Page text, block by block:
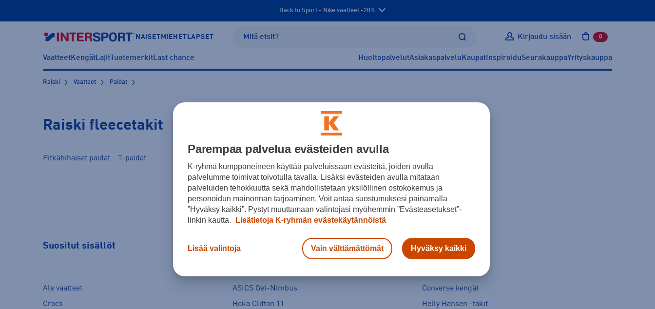
Back to Sport - Nike vaatteet -20%
NAISET MIEHET LAPSET Kirjaudu sisään 0 tuotetta
VaatteetKengätLajitTuotemerkitLast chance HuoltopalvelutAsiakaspalvelu Kaupat InspiroiduSeurakauppaYrityskauppa
Raiski Vaatteet Paidat
Raiski fleecetakit
Pitkähihaiset paidat T-paidat
Ei tuotteita.
Suositut sisällöt
Ale vaatteet ASICS Gel-Nimbus
Converse kengät
Crocs
Hoka Clifton 11
Helly Hansen -takit
Parempaa palvelua evästeiden avulla
K-ryhmä kumppaneineen käyttää palveluissaan evästeitä, joiden avulla
palvelumme toimivat toivotulla tavalla. Lisäksi evästeiden avulla mitataan
palveluiden tehokkuutta sekä mahdollistetaan yksilöllinen ostokokemus ja
personoidun mainonnan tarjoaminen. Voit antaa suostumuksesi painamalla
”Hyväksy kaikki”. Pystyt muuttamaan valintojasi myöhemmin ”Evästeasetukset”-
linkin kautta.
Lisätietoja K-ryhmän evästekäytännöistä
Lisää valintoja Vain välttämättömät Hyväksy kaikki